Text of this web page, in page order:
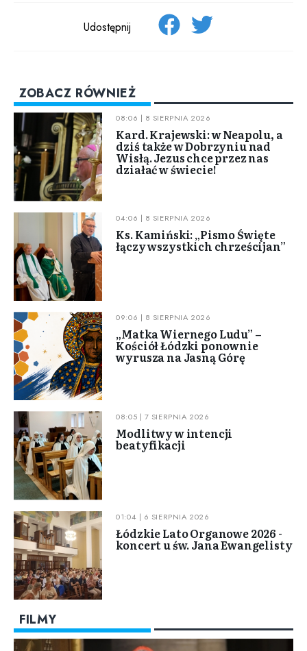
Udostępnij
ZOBACZ RÓWNIEŻ
08:06 | 8 SIERPNIA 2026
Kard. Krajewski: w Neapolu, a
dziś także w Dobrzyniu nad
Wisłą. Jezus chce przez nas
działać w świecie!
04:06 | 8 SIERPNIA 2026
Ks. Kamiński: „Pismo Święte
łączy wszystkich chrześcijan”
09:06 | 8 SIERPNIA 2026
„Matka Wiernego Ludu” –
Kościół Łódzki ponownie
wyrusza na Jasną Górę
08:05 | 7 SIERPNIA 2026
Modlitwy w intencji
beatyfikacji
01:04 | 6 SIERPNIA 2026
Łódzkie Lato Organowe 2026 -
koncert u św. Jana Ewangelisty
FILMY